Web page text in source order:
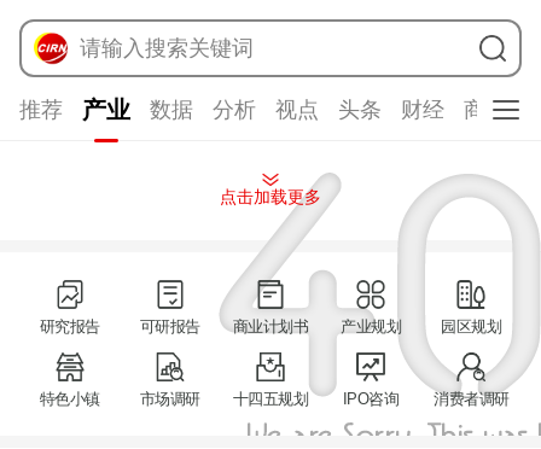
请输入搜索关键词
推荐 产业 数据 分析 视点 头条 财经 商学院
点击加载更多
研究报告 可研报告 商业计划书 产业规划 园区规划
特色小镇 市场调研 十四五规划 IPO咨询 消费者调研